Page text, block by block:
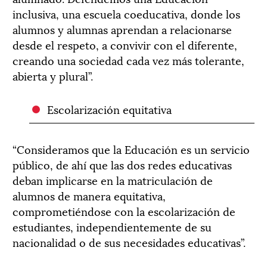
inclusiva, una escuela coeducativa, donde los
alumnos y alumnas aprendan a relacionarse
desde el respeto, a convivir con el diferente,
creando una sociedad cada vez más tolerante,
abierta y plural”.
Escolarización equitativa
“Consideramos que la Educación es un servicio
público, de ahí que las dos redes educativas
deban implicarse en la matriculación de
alumnos de manera equitativa,
comprometiéndose con la escolarización de
estudiantes, independientemente de su
nacionalidad o de sus necesidades educativas”.